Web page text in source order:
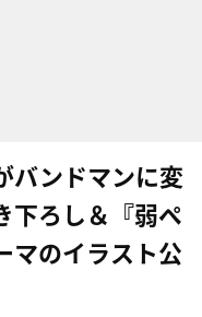
バンドマンに変
下ろし＆『弱ペ
マのイラスト公